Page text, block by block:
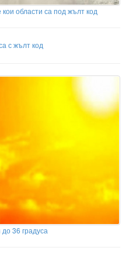
области са под жълт код
с жълт код
36 градуса